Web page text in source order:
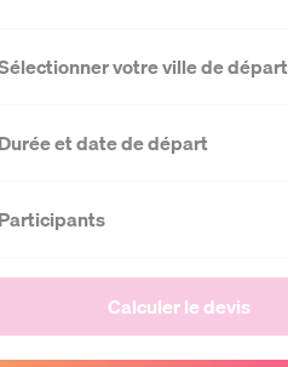
votre ville de départ
Durée et date de départ
Participants
Calculer le devis